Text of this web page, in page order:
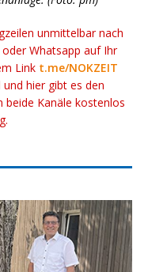
unmittelbar nach
Whatsapp auf Ihr
Link t.me/NOKZEIT
hier gibt es den
beide Kanäle kostenlos